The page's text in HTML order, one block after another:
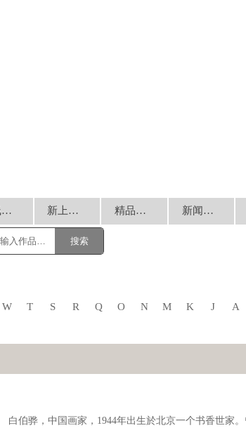
在线销售 新上书画 精品回放 新闻动态
搜索
W T S R Q O N M K J A
白伯骅，中国画家，1944年出生於北京一个书香世家